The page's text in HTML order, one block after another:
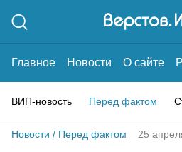
Главное Новости О сайте
ВИП-новость Перед фактом
Новости / Перед фактом 25